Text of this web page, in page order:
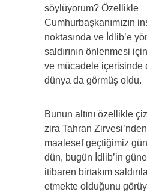
söylüyorum? Özellikle
Cumhurbaşkanımızın
noktasında ve İdlib’e
saldırının önlenmesi
ve mücadele içerisinde
dünya da görmüş oldu.
Bunun altını özellikle
zira Tahran
maalesef geçtiğimiz
dün, bugün İdlib’in
itibaren birtakım
etmekte olduğunu